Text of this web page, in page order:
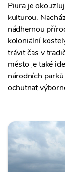
Piura je
kulturou.
nádhernou
koloniální
trávit čas v
město je také
národních
ochutnat